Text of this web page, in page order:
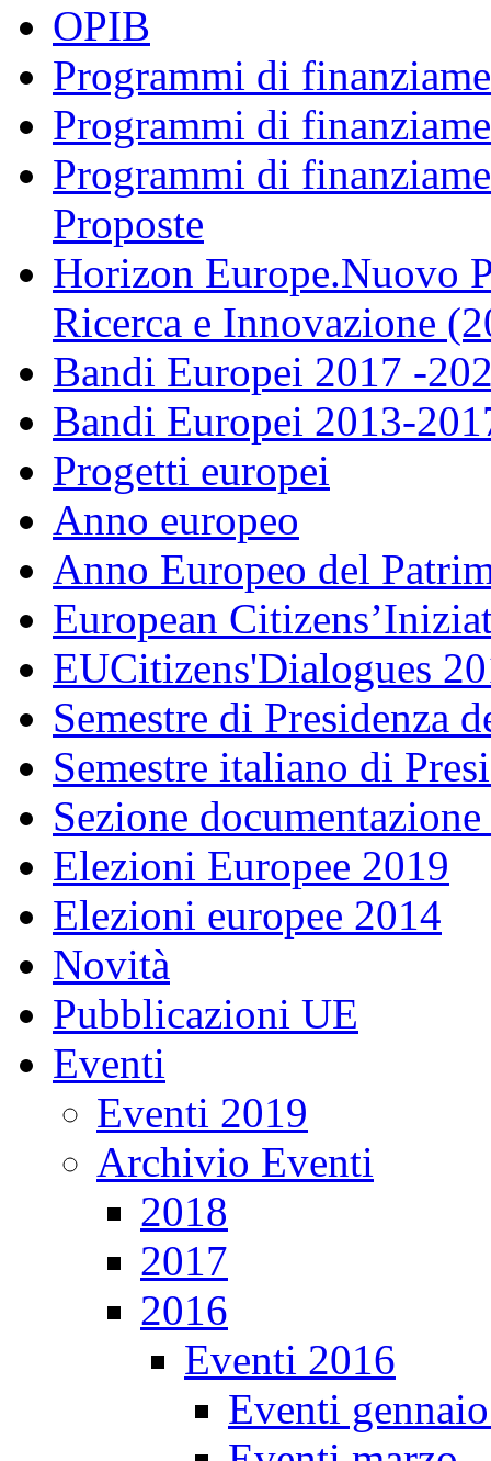
OPIB
Programmi di
Programmi di
Programmi di
Proposte
Horizon Europe.Nuovo
Ricerca e Innovazione
Bandi Europei 2017 -
Bandi Europei 2013-
Progetti europei
Anno europeo
Anno Europeo del
European
EUCitizens'Dialogues
Semestre di Presidenza
Semestre italiano di
Sezione
Elezioni Europee 2019
Elezioni europee 2014
Novità
Pubblicazioni UE
Eventi
Eventi 2019
Archivio Eventi
2018
2017
2016
Eventi 2016
Eventi